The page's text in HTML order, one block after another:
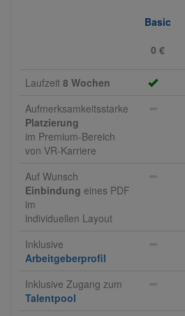
Basic
0 €
Laufzeit 8 Wochen
Aufmerksamkeitsstarke
Platzierung
im Premium-Bereich
von VR-Karriere
Auf Wunsch
Einbindung eines PDF
im
individuellen Layout
Inklusive
Arbeitgeberprofil
Inklusive Zugang zum
Talentpool